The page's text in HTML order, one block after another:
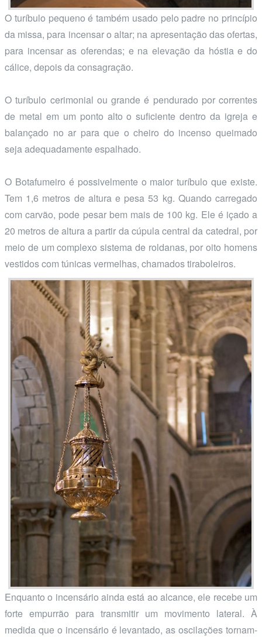
O turíbulo pequeno é também usado pelo padre no princípio
da missa, para incensar o altar; na apresentação das ofertas,
para incensar as oferendas; e na elevação da hóstia e do
cálice, depois da consagração.
O turíbulo cerimonial ou grande é pendurado por correntes
de metal em um ponto alto o suficiente dentro da igreja e
balançado no ar para que o cheiro do incenso queimado
seja adequadamente espalhado.
O Botafumeiro é possivelmente o maior turíbulo que existe.
Tem 1,6 metros de altura e pesa 53 kg. Quando carregado
com carvão, pode pesar bem mais de 100 kg. Ele é içado a
20 metros de altura a partir da cúpula central da catedral, por
meio de um complexo sistema de roldanas, por oito homens
vestidos com túnicas vermelhas, chamados tiraboleiros.
Enquanto o incensário ainda está ao alcance, ele recebe um
forte empurrão para transmitir um movimento lateral. À
medida que o incensário é levantado, as oscilações tornam-